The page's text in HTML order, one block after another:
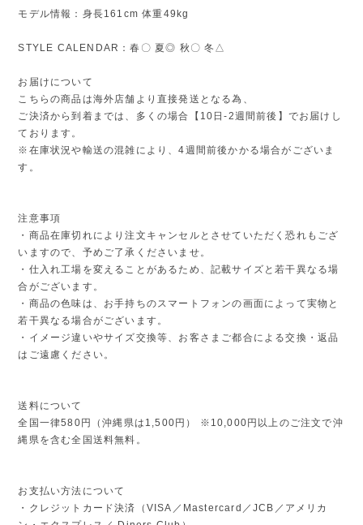
モデル情報：身長161cm 体重49kg
STYLE CALENDAR：春〇 夏◎ 秋〇 冬△
お届けについて
こちらの商品は海外店舗より直接発送となる為、
ご決済から到着までは、多くの場合【10日-2週間前後】でお届けし
ております。
※在庫状況や輸送の混雑により、4週間前後かかる場合がございま
す。
注意事項
・商品在庫切れにより注文キャンセルとさせていただく恐れもござ
いますので、予めご了承くださいませ。
・仕入れ工場を変えることがあるため、記載サイズと若干異なる場
合がございます。
・商品の色味は、お手持ちのスマートフォンの画面によって実物と
若干異なる場合がございます。
・イメージ違いやサイズ交換等、お客さまご都合による交換・返品
はご遠慮ください。
送料について
全国一律580円（沖縄県は1,500円） ※10,000円以上のご注文で沖
縄県を含む全国送料無料。
お支払い方法について
・クレジットカード決済（VISA／Mastercard／JCB／アメリカ